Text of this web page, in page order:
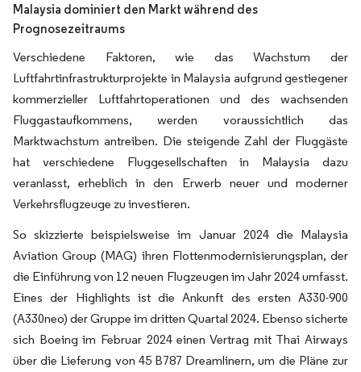
Malaysia dominiert den Markt während des
Prognosezeitraums
Verschiedene Faktoren, wie das Wachstum der
Luftfahrtinfrastrukturprojekte in Malaysia aufgrund gestiegener
kommerzieller Luftfahrtoperationen und des wachsenden
Fluggastaufkommens, werden voraussichtlich das
Marktwachstum antreiben. Die steigende Zahl der Fluggäste
hat verschiedene Fluggesellschaften in Malaysia dazu
veranlasst, erheblich in den Erwerb neuer und moderner
Verkehrsflugzeuge zu investieren.
So skizzierte beispielsweise im Januar 2024 die Malaysia
Aviation Group (MAG) ihren Flottenmodernisierungsplan, der
die Einführung von 12 neuen Flugzeugen im Jahr 2024 umfasst.
Eines der Highlights ist die Ankunft des ersten A330-900
(A330neo) der Gruppe im dritten Quartal 2024. Ebenso sicherte
sich Boeing im Februar 2024 einen Vertrag mit Thai Airways
über die Lieferung von 45 B787 Dreamlinern, um die Pläne zur